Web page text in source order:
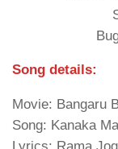
Song details:
Movie: Bangaru
Song: Kanaka